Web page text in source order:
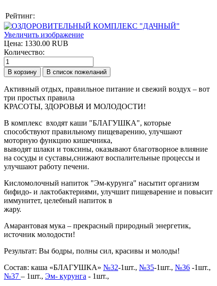
Рейтинг:
Увеличить изображение
Цена: 1330.00 RUB
Количество:
Активный отдых, правильное питание и свежий воздух – вот
три простых правила
КРАСОТЫ, ЗДОРОВЬЯ И МОЛОДОСТИ!
В комплекс входят каши "БЛАГУШКА", которые
способствуют правильному пищеварению, улучшают
моторную функцию кишечника,
выводят шлаки и токсины, оказывают благотворное влияние
на сосуды и суставы,снижают воспалительные процессы и
улучшают работу печени.
Кисломолочный напиток "Эм-курунга" насытит организм
бифидо- и лактобактериями, улучшит пищеварение и повысит
иммунитет, целебный напиток в
жару.
Амарантовая мука – прекрасный природный энергетик,
источник молодости!
Результат: Вы бодры, полны сил, красивы и молоды!
Состав: каша «БЛАГУШКА» №32-1шт., №35-1шт., №36 -1шт.,
№37 – 1шт., Эм- курунга - 1шт.,